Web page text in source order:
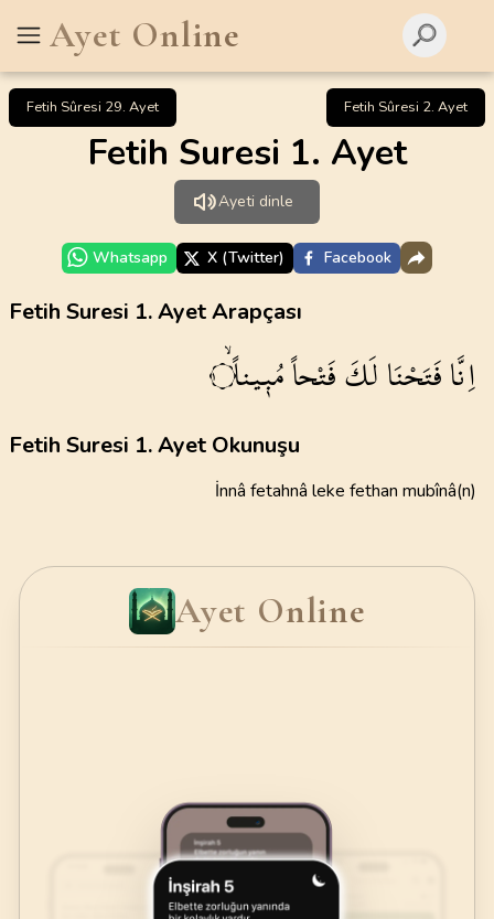
Ayet Online
Fetih Sûresi 29. Ayet Fetih Sûresi 2. Ayet
Fetih Suresi 1. Ayet
Ayeti dinle
Whatsapp X (Twitter) Facebook
Fetih Suresi 1. Ayet Arapçası
اِنَّافَتَحْنَالَكَفَتْحاًمُب۪يناًۙ ١
Fetih Suresi 1. Ayet Okunuşu
İnnâ fetahnâ leke fethan mubînâ(n)
Ayet Online